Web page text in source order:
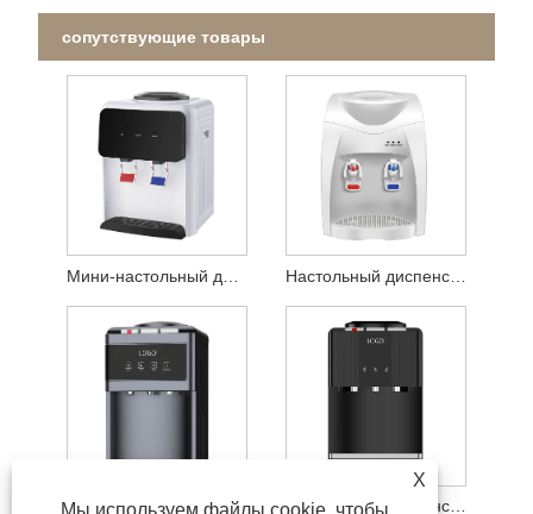
сопутствующие товары
Настольный диспенсер для горячей и теплой воды
Настольный диспенсер для воды со стеклянной панелью дисплея Настольный диспенсер для воды с кнопкой фортепиано
X
Мы используем файлы cookie, чтобы